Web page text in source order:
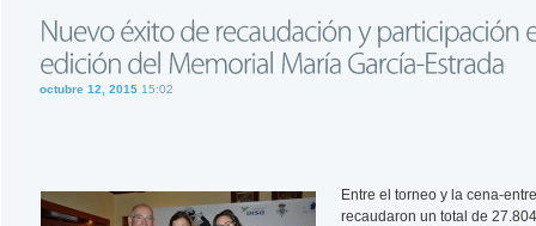
octubre 12, 2015 15:02
Entre el torneo y la cena-
recaudaron un total de